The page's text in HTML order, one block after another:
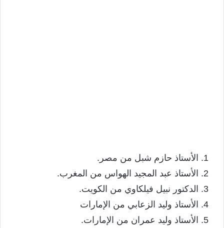
الأستاذ حازم شبل من مصر.
الأستاذ عبد المجيد الهواس من المغرب.
الدكتور نبيل فيلكاوي من الكويت.
الأستاذ وليد الزعابي من الإمارات
الأستاذ وليد عمران من الإمارات.